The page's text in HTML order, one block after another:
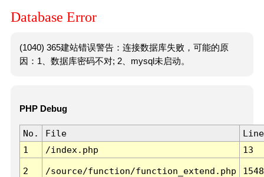
Database Error
(1040) 365建站错误警告：连接数据库失败，可能的原
因：1、数据库密码不对; 2、mysql未启动。
PHP Debug
No. File
Line
1
/index.php 13
2 /source/function/function_extend.php 1548